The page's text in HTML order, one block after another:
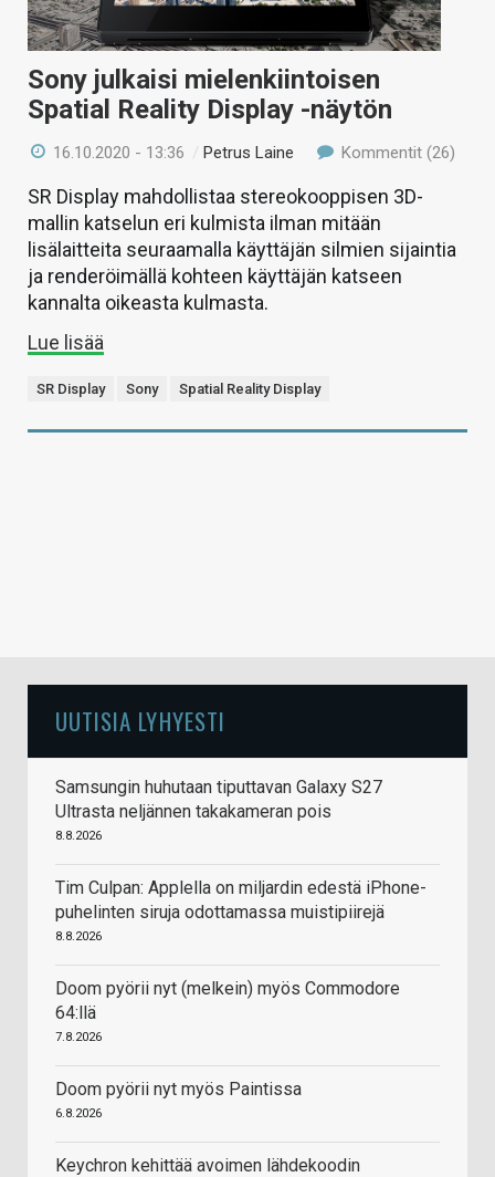
VAIHDA TEEMA
HAKU
Sony julkaisi mielenkiintoisen
Spatial Reality Display -näytön
16.10.2020 - 13:36 /Petrus Laine Kommentit (26)
SR Display mahdollistaa stereokooppisen 3D-
mallin katselun eri kulmista ilman mitään
lisälaitteita seuraamalla käyttäjän silmien sijaintia
ja renderöimällä kohteen käyttäjän katseen
kannalta oikeasta kulmasta.
Lue lisää
SR Display Sony Spatial Reality Display
UUTISIA LYHYESTI
Samsungin huhutaan tiputtavan Galaxy S27
Ultrasta neljännen takakameran pois
8.8.2026
Tim Culpan: Applella on miljardin edestä iPhone-
puhelinten siruja odottamassa muistipiirejä
8.8.2026
Doom pyörii nyt (melkein) myös Commodore
64:llä
7.8.2026
Doom pyörii nyt myös Paintissa
6.8.2026
Keychron kehittää avoimen lähdekoodin